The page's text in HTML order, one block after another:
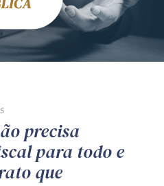
precisa
para todo e
que